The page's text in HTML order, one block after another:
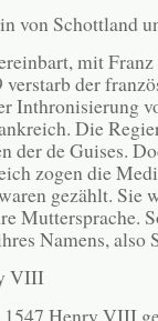
von Schottland
mit
der
Inthronisierung
Die
der de Guises.
zogen die
gezählt. Sie
Muttersprache.
Namens, also
VIII
Henry VIII